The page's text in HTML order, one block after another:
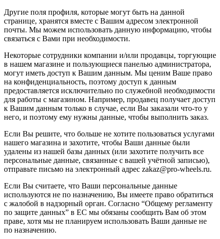
Другие поля профиля, которые могут быть на данной
странице, хранятся вместе с Вашим адресом электронной
почты. Мы можем использовать данную информацию, чтобы
связаться с Вами при необходимости.
Некоторые сотрудники компании и/или продавцы, торгующие
в нашем магазине и пользующиеся панелью администратора,
могут иметь доступ к Вашим данным. Мы ценим Ваше право
на конфиденциальность, поэтому доступ к данным
предоставляется исключительно по служебной необходимости
для работы с магазином. Например, продавец получает доступ
к Вашим данным только в случае, если Вы заказали что-то у
него, и поэтому ему нужны данные, чтобы выполнить заказ.
Если Вы решите, что больше не хотите пользоваться услугами
нашего магазина и захотите, чтобы Ваши данные были
удалены из нашей базы данных (или захотите получить все
персональные данные, связанные с вашей учётной записью),
отправьте письмо на электронный адрес zakaz@pro-wheels.ru.
Если Вы считаете, что Ваши персональные данные
используются не по назначению, Вы имеете право обратиться
с жалобой в надзорный орган. Согласно “Общему регламенту
по защите данных” в ЕС мы обязаны сообщить Вам об этом
праве, хотя мы не планируем использовать Ваши данные не
по назначению.